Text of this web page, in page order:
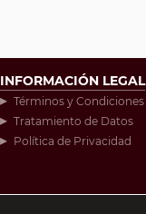
INFORMACIÓN LEGAL
Términos y Condiciones
Tratamiento de Datos
Política de Privacidad